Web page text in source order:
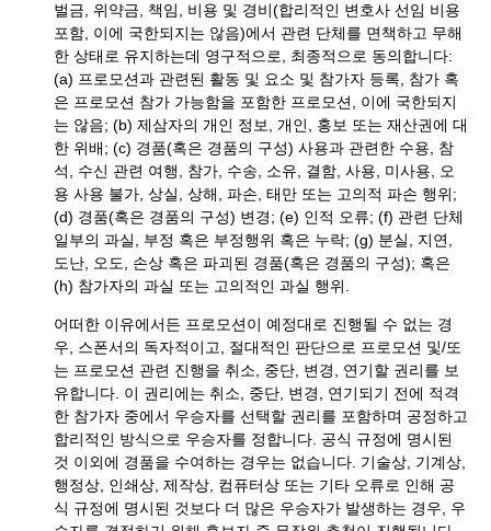
벌금, 위약금, 책임, 비용 및 경비(합리적인 변호사 선임 비용
포함, 이에 국한되지는 않음)에서 관련 단체를 면책하고 무해
한 상태로 유지하는데 영구적으로, 최종적으로 동의합니다:
(a) 프로모션과 관련된 활동 및 요소 및 참가자 등록, 참가 혹
은 프로모션 참가 가능함을 포함한 프로모션, 이에 국한되지
는 않음; (b) 제삼자의 개인 정보, 개인, 홍보 또는 재산권에 대
한 위배; (c) 경품(혹은 경품의 구성) 사용과 관련한 수용, 참
석, 수신 관련 여행, 참가, 수송, 소유, 결함, 사용, 미사용, 오
용 사용 불가, 상실, 상해, 파손, 태만 또는 고의적 파손 행위;
(d) 경품(혹은 경품의 구성) 변경; (e) 인적 오류; (f) 관련 단체
일부의 과실, 부정 혹은 부정행위 혹은 누락; (g) 분실, 지연,
도난, 오도, 손상 혹은 파괴된 경품(혹은 경품의 구성); 혹은
(h) 참가자의 과실 또는 고의적인 과실 행위.
어떠한 이유에서든 프로모션이 예정대로 진행될 수 없는 경
우, 스폰서의 독자적이고, 절대적인 판단으로 프로모션 및/또
는 프로모션 관련 진행을 취소, 중단, 변경, 연기할 권리를 보
유합니다. 이 권리에는 취소, 중단, 변경, 연기되기 전에 적격
한 참가자 중에서 우승자를 선택할 권리를 포함하며 공정하고
합리적인 방식으로 우승자를 정합니다. 공식 규정에 명시된
것 이외에 경품을 수여하는 경우는 없습니다. 기술상, 기계상,
행정상, 인쇄상, 제작상, 컴퓨터상 또는 기타 오류로 인해 공
식 규정에 명시된 것보다 더 많은 우승자가 발생하는 경우, 우